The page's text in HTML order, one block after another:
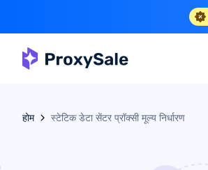
होम स्टेटिक डेटा सेंटर प्रॉक्सी मूल्य निर्धारण